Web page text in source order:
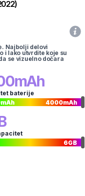
)
Najbolji delovi
i lako utvrdite koje su
se vizuelno dočara
mAh
baterije
mAh 4000mAh
6GB